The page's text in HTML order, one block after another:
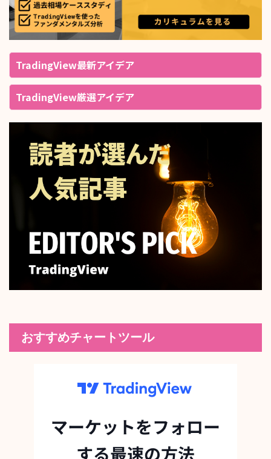
TradingView最新アイデア
TradingView厳選アイデア
おすすめチャートツール